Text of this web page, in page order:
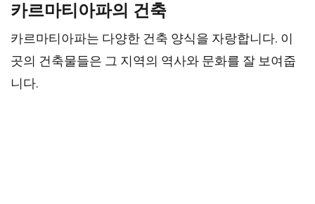
카르마티아파의 건축
카르마티아파는 다양한 건축 양식을 자랑합니다. 이
곳의 건축물들은 그 지역의 역사와 문화를 잘 보여줍
니다.